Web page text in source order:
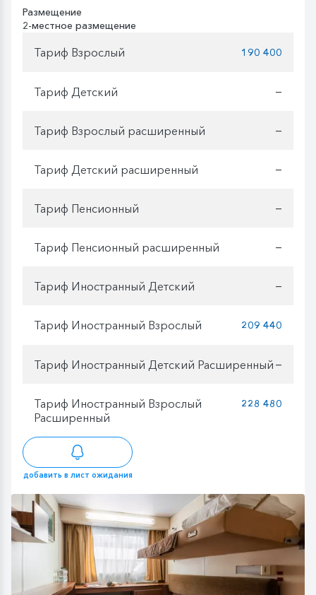
Размещение
2-местное размещение
Тариф Взрослый 190 400
Тариф Детский —
Тариф Взрослый расширенный —
Тариф Детский расширенный —
Тариф Пенсионный —
Тариф Пенсионный расширенный —
Тариф Иностранный Детский —
Тариф Иностранный Взрослый 209 440
Тариф Иностранный Детский Расширенный —
Тариф Иностранный Взрослый
Расширенный
228 480
добавить в лист ожидания